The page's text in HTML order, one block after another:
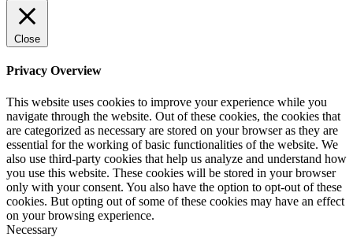
Close
Privacy Overview
This website uses cookies to improve your experience while you
navigate through the website. Out of these cookies, the cookies that
are categorized as necessary are stored on your browser as they are
essential for the working of basic functionalities of the website. We
also use third-party cookies that help us analyze and understand how
you use this website. These cookies will be stored in your browser
only with your consent. You also have the option to opt-out of these
cookies. But opting out of some of these cookies may have an effect
on your browsing experience.
Necessary